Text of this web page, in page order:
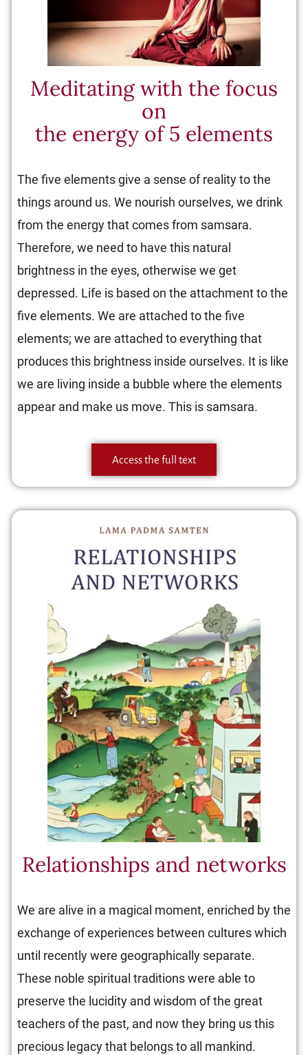
Meditating with the focus
on
the energy of 5 elements
The five elements give a sense of reality to the
things around us. We nourish ourselves, we drink
from the energy that comes from samsara.
Therefore, we need to have this natural
brightness in the eyes, otherwise we get
depressed. Life is based on the attachment to the
five elements. We are attached to the five
elements; we are attached to everything that
produces this brightness inside ourselves. It is like
we are living inside a bubble where the elements
appear and make us move. This is samsara.
Access the full text
Relationships and networks
We are alive in a magical moment, enriched by the
exchange of experiences between cultures which
until recently were geographically separate.
These noble spiritual traditions were able to
preserve the lucidity and wisdom of the great
teachers of the past, and now they bring us this
precious legacy that belongs to all mankind.